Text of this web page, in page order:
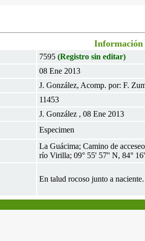
Información
7595 (Registro sin editar)
08 Ene 2013
J. González, Acomp. por: F.
11453
J. González , 08 Ene 2013
Especimen
La Guácima; Camino de
río Virilla; 09° 55' 57'' N, 84°
En talud rocoso junto a naciente.